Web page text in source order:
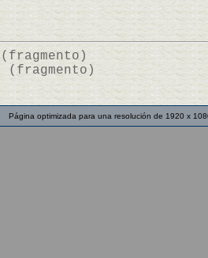
(fragmento)
Página optimizada para una resolución de 1920 x